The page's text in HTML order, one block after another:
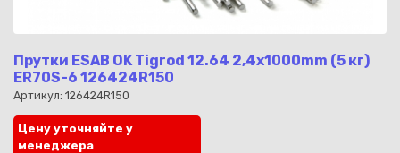
Прутки ESAB OK Tigrod 12.64 2,4х1000mm (5 кг)
ER70S-6 126424R150
Артикул: 126424R150
Цену уточняйте у
менеджера